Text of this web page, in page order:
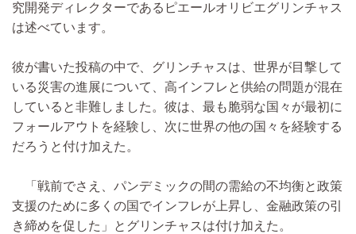
究開発ディレクターであるピエールオリビエグリンチャス
は述べています。
彼が書いた投稿の中で、グリンチャスは、世界が目撃して
いる災害の進展について、高インフレと供給の問題が混在
していると非難しました。彼は、最も脆弱な国々が最初に
フォールアウトを経験し、次に世界の他の国々を経験する
だろうと付け加えた。
「戦前でさえ、パンデミックの間の需給の不均衡と政策
支援のために多くの国でインフレが上昇し、金融政策の引
き締めを促した」とグリンチャスは付け加えた。